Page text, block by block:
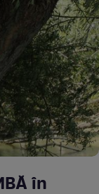
în